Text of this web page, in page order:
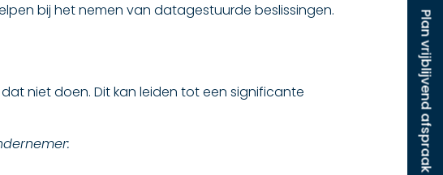
Plan vrijblijvend afspraak
bij het nemen van datagestuurde beslissingen.
niet doen. Dit kan leiden tot een significante